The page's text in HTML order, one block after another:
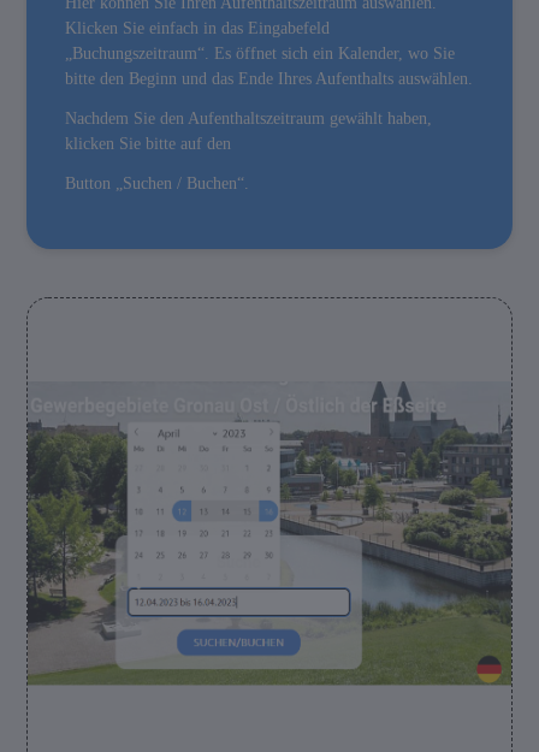
Klicken Sie einfach in das Eingabefeld
„Buchungszeitraum“. Es öffnet sich ein Kalender, wo Sie
bitte den Beginn und das Ende Ihres Aufenthalts auswählen.
Nachdem Sie den Aufenthaltszeitraum gewählt haben,
klicken Sie bitte auf den
Button „Suchen / Buchen“.